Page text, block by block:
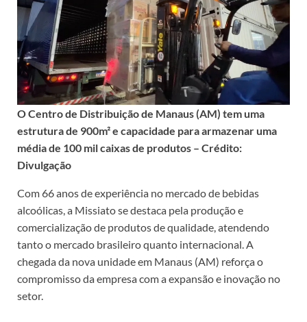
O Centro de Distribuição de Manaus (AM) tem uma
estrutura de 900m² e capacidade para armazenar uma
média de 100 mil caixas de produtos – Crédito:
Divulgação
Com 66 anos de experiência no mercado de bebidas
alcoólicas, a Missiato se destaca pela produção e
comercialização de produtos de qualidade, atendendo
tanto o mercado brasileiro quanto internacional. A
chegada da nova unidade em Manaus (AM) reforça o
compromisso da empresa com a expansão e inovação no
setor.